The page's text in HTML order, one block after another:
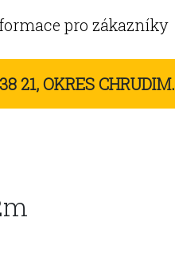
pro zákazníky
21, OKRES CHRUDIM.